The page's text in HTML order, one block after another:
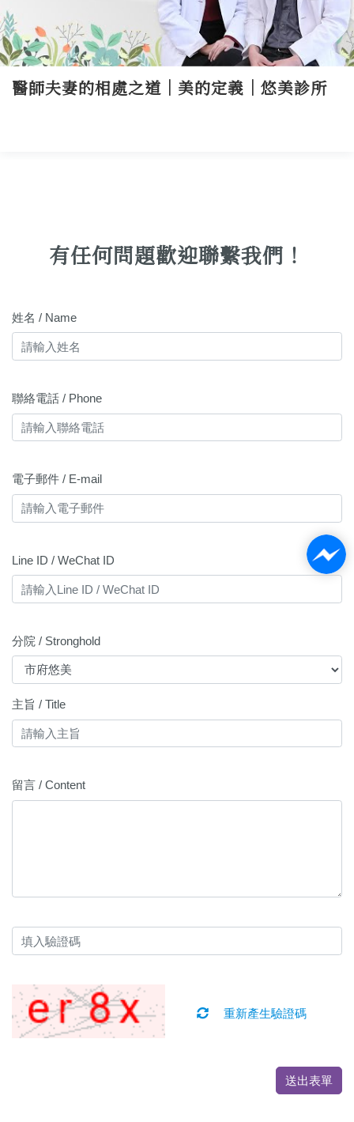
醫師夫妻的相處之道｜美的定義｜悠美診所
有任何問題歡迎聯繫我們！
姓名 / Name
聯絡電話 / Phone
電子郵件 / E-mail
Line ID / WeChat ID
分院 / Stronghold
主旨 / Title
留言 / Content
重新產生驗證碼
送出表單